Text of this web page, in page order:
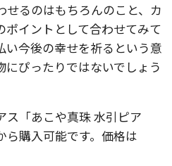
るのはもちろんのこと、カ
ポイントとして合わせてみて
い今後の幸せを祈るという意
ぴったりではないでしょう
ス「あこや真珠 水引ピア
ら購入可能です。価格は